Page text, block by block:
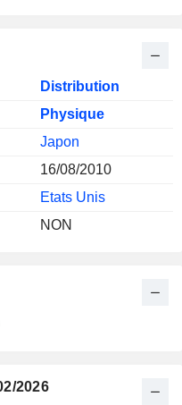
Distribution
Physique
Japon
16/08/2010
Etats Unis
NON
2026